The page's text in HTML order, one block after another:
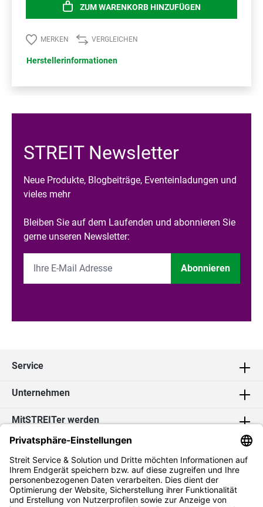
ZUM WARENKORB HINZUFÜGEN
MERKEN VERGLEICHEN
Herstellerinformationen
STREIT Newsletter
Neue Produkte, Blogbeiträge, Eventeinladungen und
vieles mehr
Bleiben Sie auf dem Laufenden und abonnieren Sie
gerne unseren Newsletter:
Abonnieren
Service
Unternehmen
MitSTREITer werden
Kontakt
Social Media